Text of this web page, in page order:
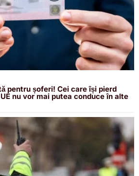
pentru șoferi! Cei care își pierd
nu vor mai putea conduce în alte